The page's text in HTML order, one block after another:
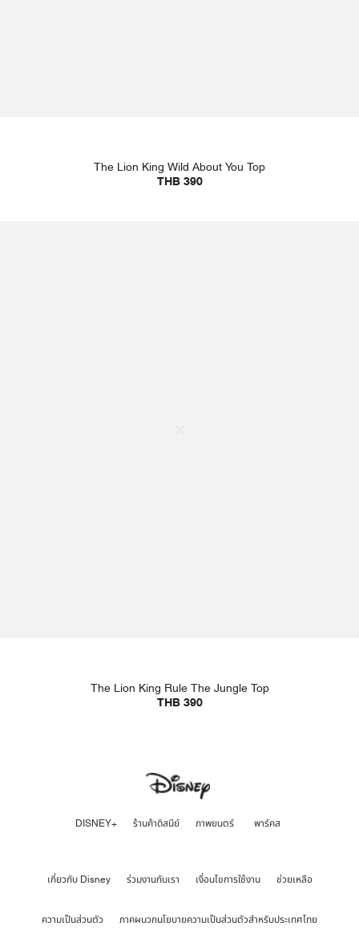
The Lion King Wild About You Top
THB 390
The Lion King Rule The Jungle Top
THB 390
DISNEY+ ร้านค้าดิสนีย์ ภาพยนตร์ พาร์คส
เกี่ยวกับ Disney ร่วมงานกับเรา เงื่อนไขการใช้งาน ช่วยเหลือ
ความเป็นส่วนตัว ภาคผนวกนโยบายความเป็นส่วนตัวสำหรับประเทศไทย